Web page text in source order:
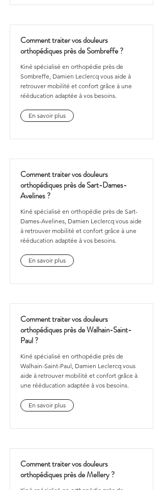
Comment traiter vos douleurs
orthopédiques près de Sombreffe ?
Kiné spécialisé en orthopédie près de
Sombreffe, Damien Leclercq vous aide à
retrouver mobilité et confort grâce à une
rééducation adaptée à vos besoins.
En savoir plus
Comment traiter vos douleurs
orthopédiques près de Sart-Dames-
Avelines ?
Kiné spécialisé en orthopédie près de Sart-
Dames-Avelines, Damien Leclercq vous aide
à retrouver mobilité et confort grâce à une
rééducation adaptée à vos besoins.
En savoir plus
Comment traiter vos douleurs
orthopédiques près de Walhain-Saint-
Paul ?
Kiné spécialisé en orthopédie près de
Walhain-Saint-Paul, Damien Leclercq vous
aide à retrouver mobilité et confort grâce à
une rééducation adaptée à vos besoins.
En savoir plus
Comment traiter vos douleurs
orthopédiques près de Mellery ?